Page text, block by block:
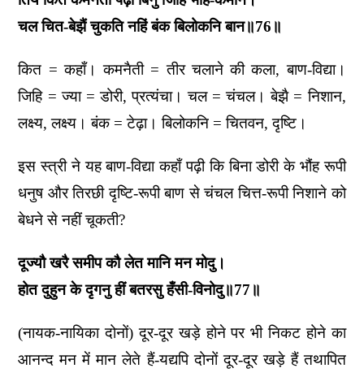
चल चित-बेझैं चुकति नहिं बंक बिलोकनि बान॥76॥
कित = कहाँ। कमनैती = तीर चलाने की कला, बाण-विद्या।
जिहि = ज्या = डोरी, प्रत्यंचा। चल = चंचल। बेझै = निशान,
लक्ष्य, लक्ष्य। बंक = टेढ़ा। बिलोकनि = चितवन, दृष्टि।
इस स्त्री ने यह बाण-विद्या कहाँ पढ़ी कि बिना डोरी के भौंह रूपी
धनुष और तिरछी दृष्टि-रूपी बाण से चंचल चित्त-रूपी निशाने को
बेधने से नहीं चूकती?
दूज्यौ खरै समीप कौ लेत मानि मन मोदु।
होत दुहुन के दृगनु हीं बतरसु हँसी-विनोदु॥77॥
(नायक-नायिका दोनों) दूर-दूर खड़े होने पर भी निकट होने का
आनन्द मन में मान लेते हैं-यद्यपि दोनों दूर-दूर खड़े हैं तथापित